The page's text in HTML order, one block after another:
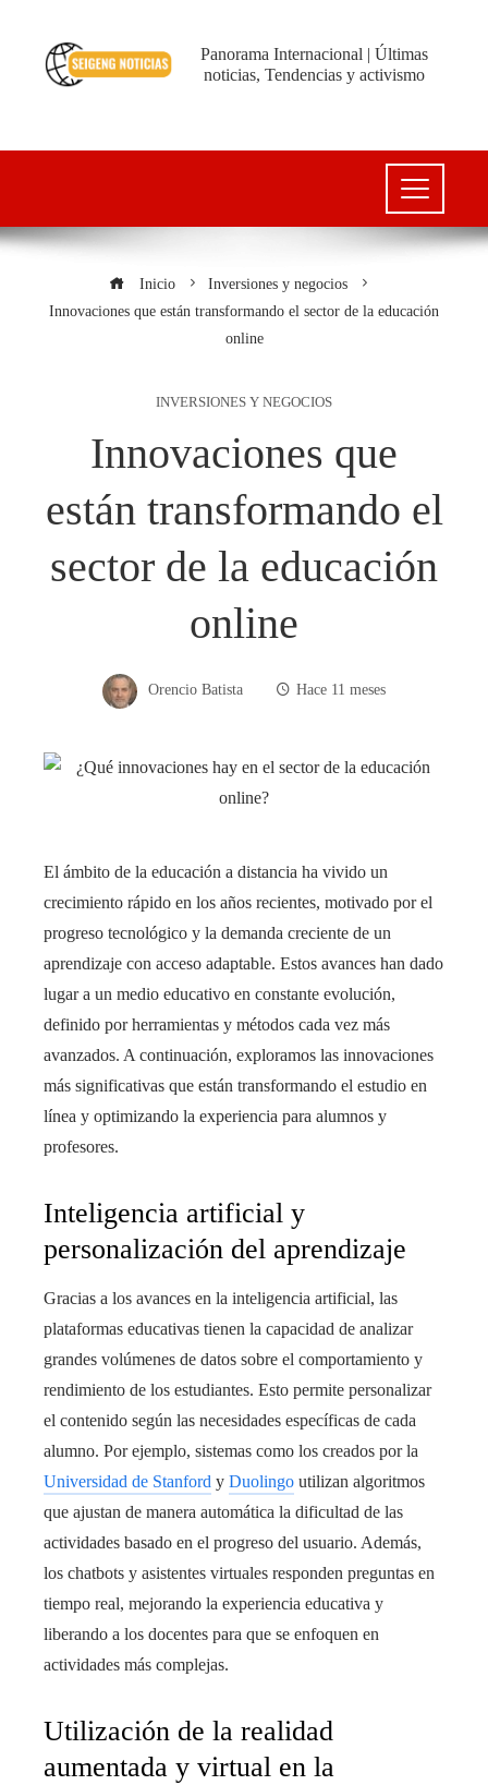
Panorama Internacional | Últimas
noticias, Tendencias y activismo
Inicio
Inversiones y negocios
Innovaciones que están transformando el sector de la educación
online
INVERSIONES Y NEGOCIOS
Innovaciones que
están transformando el
sector de la educación
online
Orencio Batista Hace 11 meses
El ámbito de la educación a distancia ha vivido un
crecimiento rápido en los años recientes, motivado por el
progreso tecnológico y la demanda creciente de un
aprendizaje con acceso adaptable. Estos avances han dado
lugar a un medio educativo en constante evolución,
definido por herramientas y métodos cada vez más
avanzados. A continuación, exploramos las innovaciones
más significativas que están transformando el estudio en
línea y optimizando la experiencia para alumnos y
profesores.
Inteligencia artificial y
personalización del aprendizaje
Gracias a los avances en la inteligencia artificial, las
plataformas educativas tienen la capacidad de analizar
grandes volúmenes de datos sobre el comportamiento y
rendimiento de los estudiantes. Esto permite personalizar
el contenido según las necesidades específicas de cada
alumno. Por ejemplo, sistemas como los creados por la
Universidad de Stanford y Duolingo utilizan algoritmos
que ajustan de manera automática la dificultad de las
actividades basado en el progreso del usuario. Además,
los chatbots y asistentes virtuales responden preguntas en
tiempo real, mejorando la experiencia educativa y
liberando a los docentes para que se enfoquen en
actividades más complejas.
Utilización de la realidad
aumentada y virtual en la